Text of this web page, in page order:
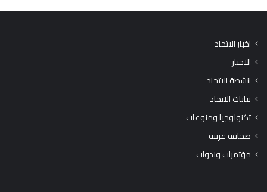
اخبار الاتحاد
الاخبار
انشطة الاتحاد
بيانات الاتحاد
تكنولوجيا ومنوعات
صحافة عربية
مؤتمرات وندوات